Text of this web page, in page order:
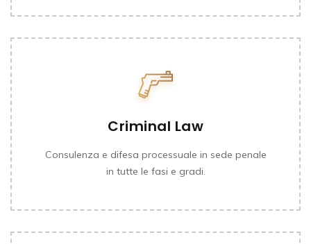
Criminal Law
Consulenza e difesa processuale in sede penale
in tutte le fasi e gradi.